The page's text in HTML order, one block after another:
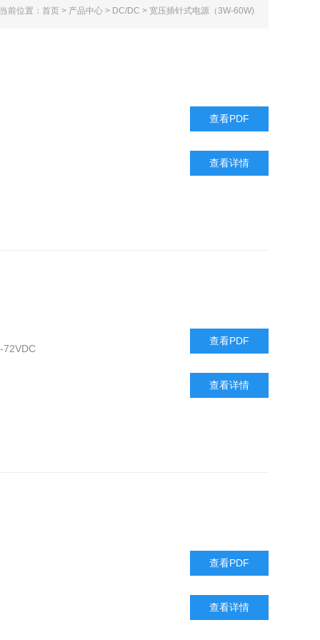
当前位置： 首页 > 产品中心 > DC/DC > 宽压插针式电源（3W-60W)
查看PDF
查看详情
72VDC
查看PDF
查看详情
查看PDF
查看详情